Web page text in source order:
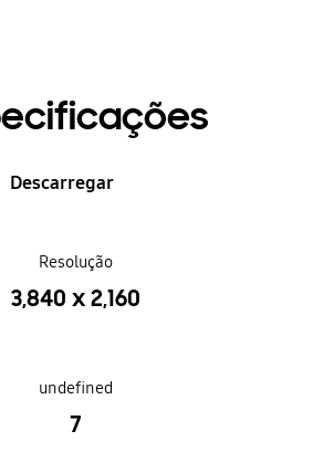
Descarregar
Resolução
3,840 x 2,160
undefined
7